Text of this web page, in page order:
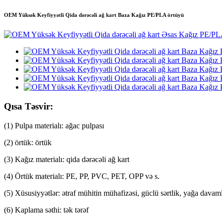
OEM Yüksək Keyfiyyətli Qida dərəcəli ağ kart Baza Kağız PE/PLA örtüyü
Qısa Təsvir:
(1) Pulpa materialı: ağac pulpası
(2) örtük: örtük
(3) Kağız materialı: qida dərəcəli ağ kart
(4) Örtük materialı: PE, PP, PVC, PET, OPP və s.
(5) Xüsusiyyətlər: ətraf mühitin mühafizəsi, güclü sərtlik, yağa
(6) Kaplama səthi: tək tərəf